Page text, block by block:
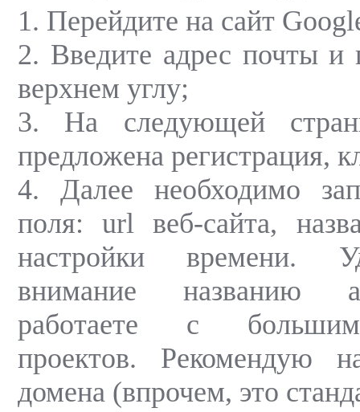
1. Перейдите на сайт
2. Введите адрес почты и
верхнем углу;
3. На следующей
предложена регистрация,
4. Далее необходимо
поля: url веб-сайта,
настройки времени.
внимание названию
работаете с
проектов. Рекомендую
домена (впрочем, это